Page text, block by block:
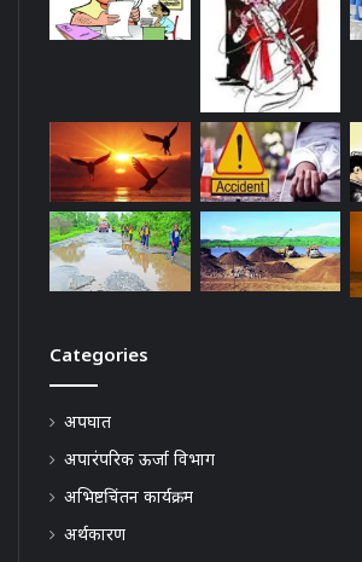
Categories
अपघात
अपारंपरिक ऊर्जा विभाग
अभिष्टचिंतन कार्यक्रम
अर्थकारण